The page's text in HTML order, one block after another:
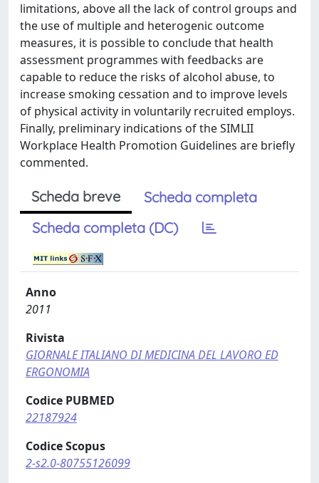
limitations, above all the lack of control groups and
the use of multiple and heterogenic outcome
measures, it is possible to conclude that health
assessment programmes with feedbacks are
capable to reduce the risks of alcohol abuse, to
increase smoking cessation and to improve levels
of physical activity in voluntarily recruited employs.
Finally, preliminary indications of the SIMLII
Workplace Health Promotion Guidelines are briefly
commented.
Scheda breve
Scheda completa
Scheda completa (DC)
Anno
2011
Rivista
GIORNALE ITALIANO DI MEDICINA DEL LAVORO ED
ERGONOMIA
Codice PUBMED
22187924
Codice Scopus
2-s2.0-80755126099